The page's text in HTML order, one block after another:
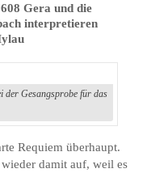
Gera und die
interpretieren
der Gesangsprobe für das
Requiem überhaupt.
damit auf, weil es